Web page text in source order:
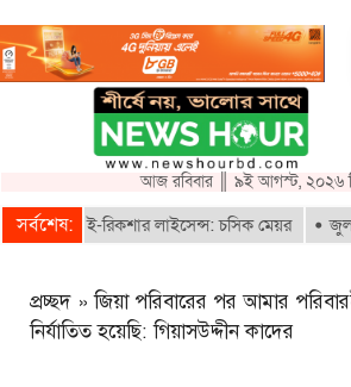
আজ রবিবার ║ ৯ই আগস্ট, ২০২৬
সর্বশেষ:ই-রিকশার লাইসেন্স: চসিক মেয়র জুলাই
প্রচ্ছদ »জিয়া পরিবারের পর আমার
নির্যাতিত হয়েছি: গিয়াসউদ্দীন কাদের